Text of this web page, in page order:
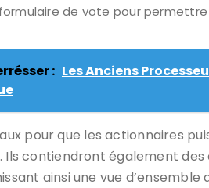
de vote pour
: Les Anciens
pour que les actionnaires
contiendront également des
ainsi une vue d’ensemble